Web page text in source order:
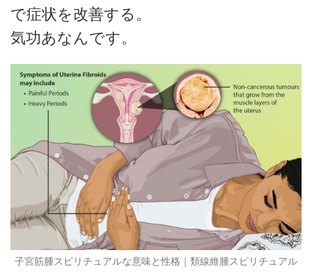
で症状を改善する。
気功あなんです。
子宮筋腫スピリチュアルな意味と性格｜類線維腫スピリチュアル